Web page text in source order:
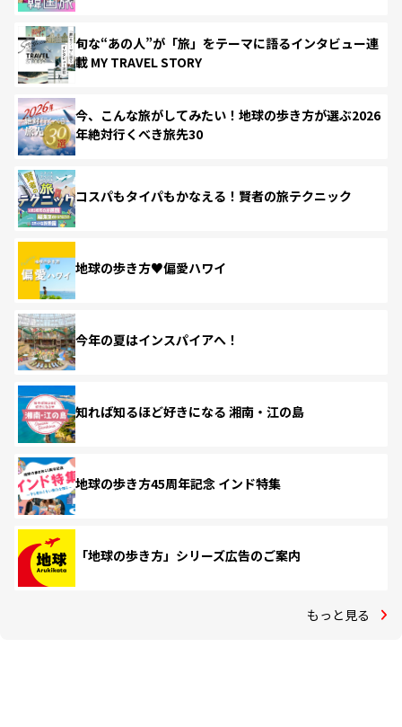
旬な“あの人”が「旅」をテーマに語るインタビュー連
載 MY TRAVEL STORY
今、こんな旅がしてみたい！地球の歩き方が選ぶ2026
年絶対行くべき旅先30
コスパもタイパもかなえる！賢者の旅テクニック
地球の歩き方♥偏愛ハワイ
今年の夏はインスパイアへ！
知れば知るほど好きになる 湘南・江の島
地球の歩き方45周年記念 インド特集
「地球の歩き方」シリーズ広告のご案内
もっと見る